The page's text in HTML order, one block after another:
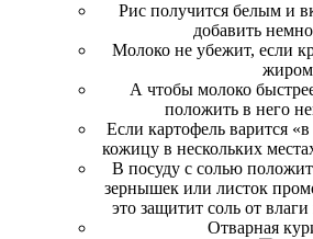
Рис получится белым и
добавить
Молоко не убежит, если
А чтобы молоко
положить в него
Если картофель варится
кожицу в нескольких
В посуду с солью
зернышек или листок
это защитит соль от
Отварная